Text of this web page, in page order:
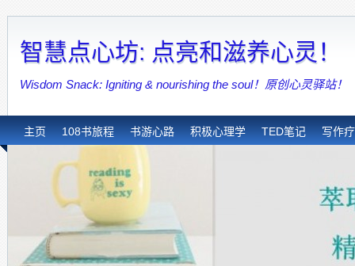
智慧点心坊: 点亮和滋养心灵！
Wisdom Snack: Igniting & nourishing the soul！原创心灵驿站！
主页 108书旅程 书游心路 积极心理学 TED笔记 写作